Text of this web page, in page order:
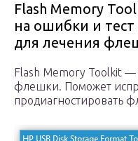
Flash Memory
на ошибки и тест
для лечения
Flash Memory Toolkit —
флешки. Поможет
продиагностировать